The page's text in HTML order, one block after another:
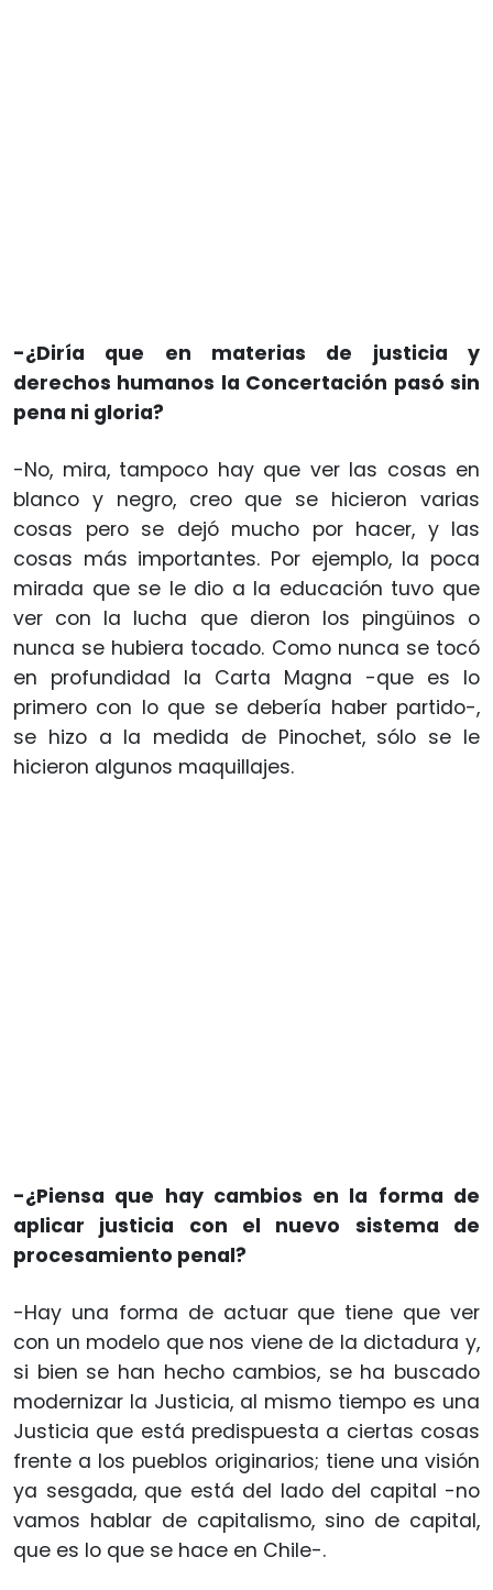
-¿Diría que en materias de justicia y
derechos humanos la Concertación pasó sin
pena ni gloria?
-No, mira, tampoco hay que ver las cosas en
blanco y negro, creo que se hicieron varias
cosas pero se dejó mucho por hacer, y las
cosas más importantes. Por ejemplo, la poca
mirada que se le dio a la educación tuvo que
ver con la lucha que dieron los pingüinos o
nunca se hubiera tocado. Como nunca se tocó
en profundidad la Carta Magna -que es lo
primero con lo que se debería haber partido-,
se hizo a la medida de Pinochet, sólo se le
hicieron algunos maquillajes.
-¿Piensa que hay cambios en la forma de
aplicar justicia con el nuevo sistema de
procesamiento penal?
-Hay una forma de actuar que tiene que ver
con un modelo que nos viene de la dictadura y,
si bien se han hecho cambios, se ha buscado
modernizar la Justicia, al mismo tiempo es una
Justicia que está predispuesta a ciertas cosas
frente a los pueblos originarios; tiene una visión
ya sesgada, que está del lado del capital -no
vamos hablar de capitalismo, sino de capital,
que es lo que se hace en Chile-.